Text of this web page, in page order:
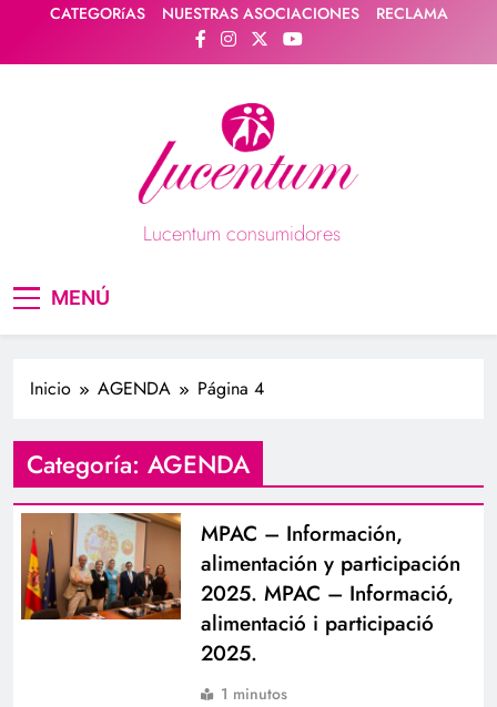
contenido
CATEGORíAS NUESTRAS ASOCIACIONES RECLAMA
Lucentum consumidores
MENÚ
Inicio AGENDA Página 4
Categoría: AGENDA
MPAC – Información,
alimentación y participación
2025. MPAC – Informació,
alimentació i participació
2025.
1 minutos